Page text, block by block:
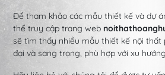
Để tham khảo các mẫu thiết kế và dự
thể truy cập trang web
sẽ tìm thấy nhiều mẫu thiết kế nội thất
đại và sang trọng, phù hợp với xu